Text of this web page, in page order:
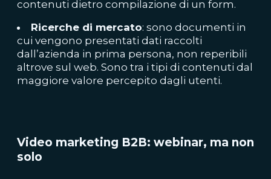
contenuti dietro compilazione di un form.
Ricerche di mercato: sono documenti in
cui vengono presentati dati raccolti
dall’azienda in prima persona, non reperibili
altrove sul web. Sono tra i tipi di contenuti dal
maggiore valore percepito dagli utenti.
Video marketing B2B: webinar, ma non
solo